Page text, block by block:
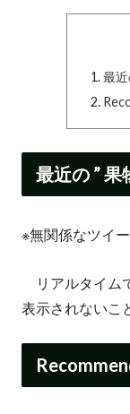
最近
最近の ” 果
※無関係なツイ
リアルタイム
表示されないこ